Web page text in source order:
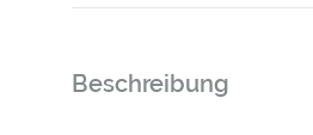
Beschreibung